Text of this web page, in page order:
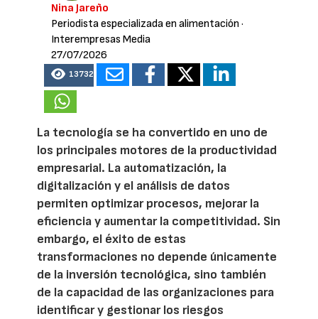
Nina Jareño
Periodista especializada en alimentación ·
Interempresas Media
27/07/2026
13732
La tecnología se ha convertido en uno de
los principales motores de la productividad
empresarial. La automatización, la
digitalización y el análisis de datos
permiten optimizar procesos, mejorar la
eficiencia y aumentar la competitividad. Sin
embargo, el éxito de estas
transformaciones no depende únicamente
de la inversión tecnológica, sino también
de la capacidad de las organizaciones para
identificar y gestionar los riesgos